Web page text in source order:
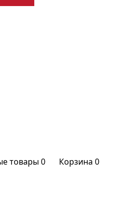
товары0 Корзина 0